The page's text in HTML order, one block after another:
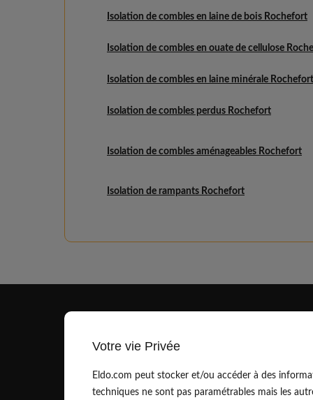
Isolation de combles en laine de bois Rochefort
Isolation de combles en ouate de cellulose
Isolation de combles en laine minérale Rochefort
Isolation de combles perdus Rochefort
Isolation de combles aménageables Rochefort
Isolation de rampants Rochefort
contact@eldo.com
Votre vie Privée
Eldo.com peut stocker et/ou accéder à des
techniques ne sont pas paramétrables mais les